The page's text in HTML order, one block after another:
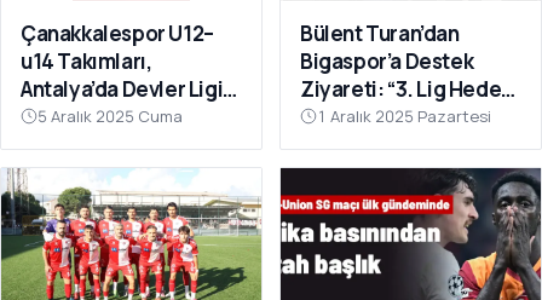
Çanakkalespor U12–
u14 Takımları,
Antalya’da Devler Ligi
Sahnesinde!
5 Aralık 2025 Cuma
Bülent Turan’dan
Bigaspor’a Destek
Ziyareti: “3. Lig Hedefi
Çok Yakın”
1 Aralık 2025 Pazartesi